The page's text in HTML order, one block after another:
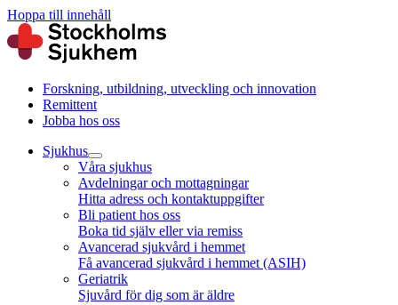
Hoppa till innehåll
Forskning, utbildning, utveckling och innovation
Remittent
Jobba hos oss
Sjukhus
Våra sjukhus
Avdelningar och mottagningar
Hitta adress och kontaktuppgifter
Bli patient hos oss
Boka tid själv eller via remiss
Avancerad sjukvård i hemmet
Få avancerad sjukvård i hemmet (ASIH)
Geriatrik
Sjuvård för dig som är äldre